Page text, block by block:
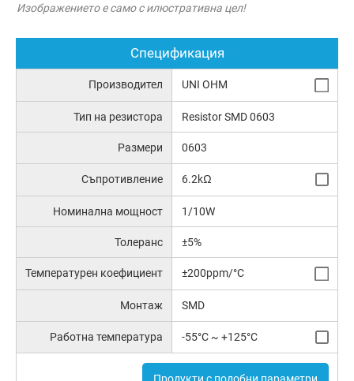
Изображението е само с илюстративна цел!
Спецификация
Производител UNI OHM
Тип на резистора Resistor SMD 0603
Размери 0603
Съпротивление 6.2kΩ
Номинална мощност 1/10W
Толеранс ±5%
Температурен коефициент ±200ppm/°C
Монтаж SMD
Работна температура -55°C ~ +125°C
Продукти с подобни параметри